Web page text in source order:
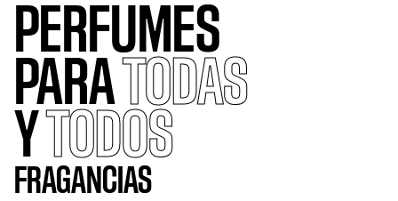
PERFUMES
PARATODAS
YTODOS
FRAGANCIAS